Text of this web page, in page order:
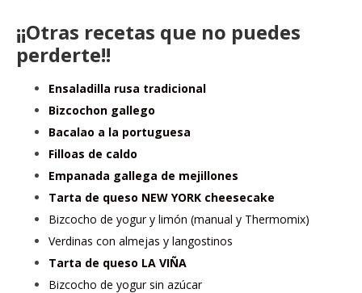
¡¡Otras recetas que no puedes
perderte!!
Ensaladilla rusa tradicional
Bizcochon gallego
Bacalao a la portuguesa
Filloas de caldo
Empanada gallega de mejillones
Tarta de queso NEW YORK cheesecake
Bizcocho de yogur y limón (manual y Thermomix)
Verdinas con almejas y langostinos
Tarta de queso LA VIÑA
Bizcocho de yogur sin azúcar